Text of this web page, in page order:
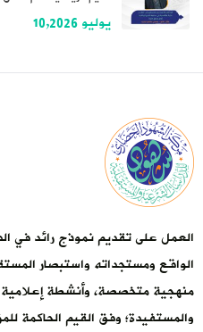
يوليو 10,2026
العمل على تقديم نموذج رائد في
الواقع ومستجداته واستبصار
منهجية متخصصة، وأنشطة إعلامية
والمستفيدة؛ وفق القيم الحاكمة